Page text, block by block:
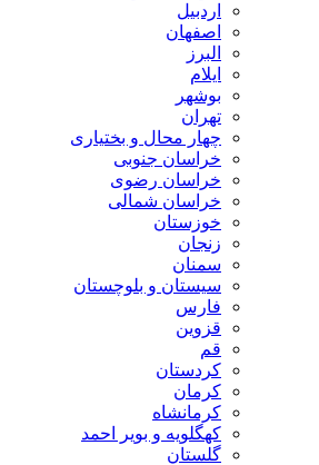
اردبیل
اصفهان
البرز
ایلام
بوشهر
تهران
چهار محال و بختیاری
خراسان جنوبی
خراسان رضوی
خراسان شمالی
خوزستان
زنجان
سمنان
سیستان و بلوچستان
فارس
قزوین
قم
کردستان
کرمان
کرمانشاه
کهگلویه و بویر احمد
گلستان